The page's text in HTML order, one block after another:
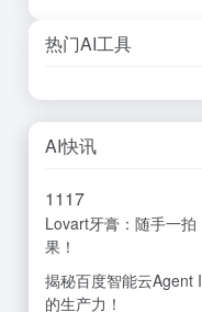
热门AI工具
AI快讯
1117
Lovart牙膏：随手一
果！
揭秘百度智能云Agent
的生产力！